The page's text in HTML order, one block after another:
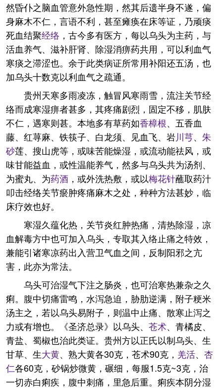
然昏仆之脑血管意外急性期，然其后遗半身不遂，偏
身麻木不仁，言语不利，甚至瘫痪在床等证，乃顽痰
死血结聚经络 ，古今多有医方，每以乌头为主药，与
活血养气、滋补肝肾、除湿消痹药共用，可以利血气
寒痰之滞涩也。余于此类病证所常用补阳还五汤，也
加乌头十数克以利血气之疏通。
贵州天寒多雨凌冻，触冒风寒雨雪，流注关节经
络而成寒湿痹者甚多，其疼痛剧烈，固定不移，肌肤
不仁，遇寒则甚。本地多有草药如香樟根、五香血
藤、红荨麻、铁筷子、白龙须、见血飞、岩川芎、 朱
砂莲、搜山虎等，或味苦能燥湿，或流动能祛风，或
味甘能益血，或性温能养气，然多与乌头共为汤剂、
为蜜丸、为药酒 ，或外洗热敷，或以梅花针蘸取药汁
叩击经络关节瘀肿疼痛麻木之处，种种方法甚妙，临
床疗效也好。
寒湿久蕴化热，关节炎红肿热痛，清热除湿，凉
血解毒方中也可加入乌头，专取其入络止痛之特效，
兼能引诸寒凉药出入营卫气血之间，反制阳邪之亢
害，此亦为常法。
乌头可治湿气下注之肠炎，也可治寒热兼杂之久
痢。腹中切痛雷鸣，水泻急迫，胁肋逆满，附子粳米
汤主之，若以乌头易附子，则温中止痛、散寒止泻之
力或有增也。《圣济总录》以乌头、 苍术、青橘皮、
青盐、蜀椒也治此类证。贵州方以正氏以制乌头、生
甘草、生大黄、熟大黄各30克，苍术90克， 羌活、 杏
仁各60克，砂锅炒微黄，碾细，每服1.5克~3克，治
一切赤白痢疾，腹中刺痛，里急后重。痢疾本阴分湿